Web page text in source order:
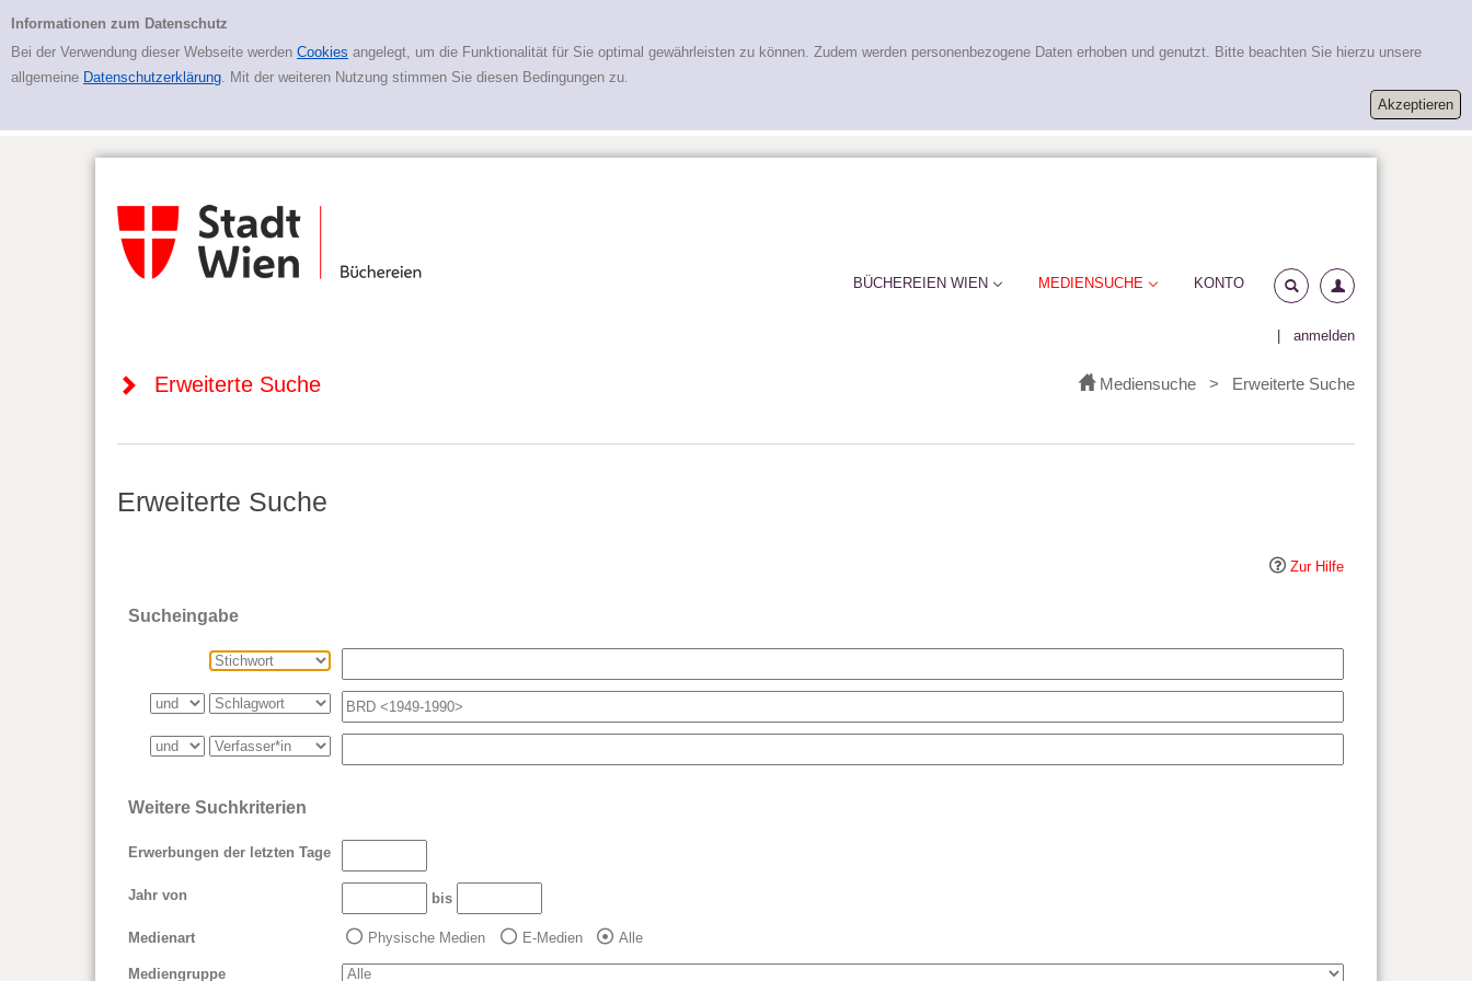
Erweiterte Suche
Informationen zum Datenschutz
Bei der Verwendung dieser Webseite werden Cookies angelegt, um die Funktionalität für Sie optimal gewährleisten zu können. Zudem werden personenbezogene Daten erhoben und genutzt. Bitte beachten Sie hierzu unsere
allgemeine Datenschutzerklärung. Mit der weiteren Nutzung stimmen Sie diesen Bedingungen zu.
anmelden
BÜCHEREIEN WIEN MEDIENSUCHE KONTO
Erweiterte Suche Mediensuche > Erweiterte Suche
Erweiterte Suche
Zur Hilfe
Sucheingabe
Weitere Suchkriterien
Erwerbungen der letzten Tage
Jahr von bis
Medienart Physische Medien E-Medien Alle
Mediengruppe